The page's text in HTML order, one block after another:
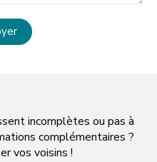
incomplètes ou pas à
complémentaires ?
vos voisins !